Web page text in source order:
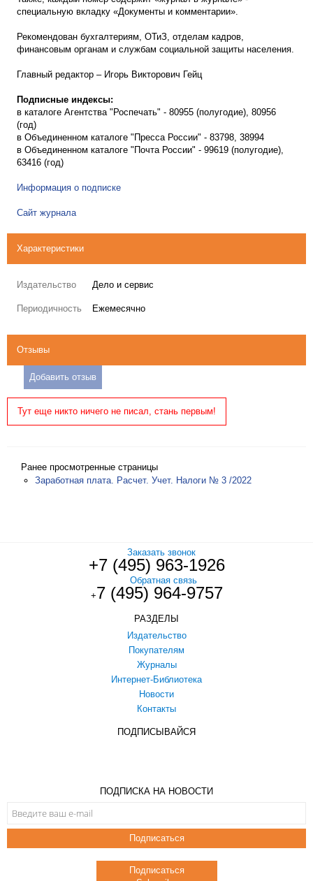
специальную вкладку «Документы и комментарии».
Рекомендован бухгалтериям, ОТиЗ, отделам кадров,
финансовым органам и службам социальной защиты населения.
Главный редактор – Игорь Викторович Гейц
Подписные индексы:
в каталоге Агентства "Роспечать" - 80955 (полугодие), 80956
(год)
в Объединенном каталоге "Пресса России" - 83798, 38994
в Объединенном каталоге "Почта России" - 99619 (полугодие),
63416 (год)
Информация о подписке
Сайт журнала
Характеристики
Издательство Дело и сервис
Периодичность Ежемесячно
Отзывы
Добавить отзыв
Тут еще никто ничего не писал, стань первым!
Ранее просмотренные страницы
Заработная плата. Расчет. Учет. Налоги № 3 /2022
Заказать звонок
+7 (495) 963-1926
Обратная связь
+7 (495) 964-9757
РАЗДЕЛЫ
Издательство
Покупателям
Журналы
Интернет-Библиотека
Новости
Контакты
ПОДПИСЫВАЙСЯ
ПОДПИСКА НА НОВОСТИ
Подписаться
Подписаться